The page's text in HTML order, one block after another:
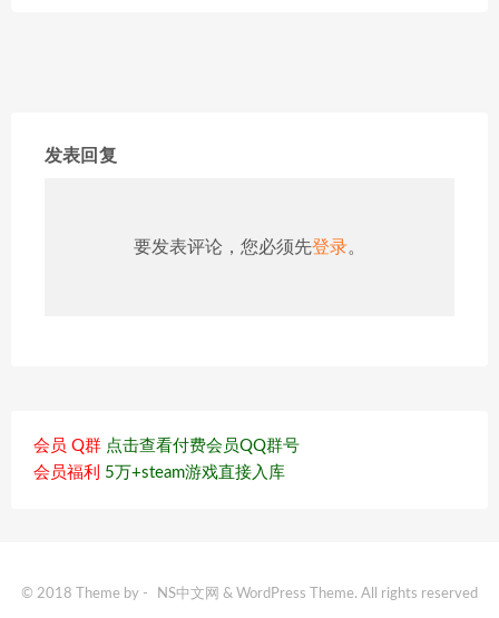
发表回复
要发表评论，您必须先登录。
会员 Q群 点击查看付费会员QQ群号
会员福利 5万+steam游戏直接入库
© 2018 Theme by - NS中文网 & WordPress Theme. All rights reserved